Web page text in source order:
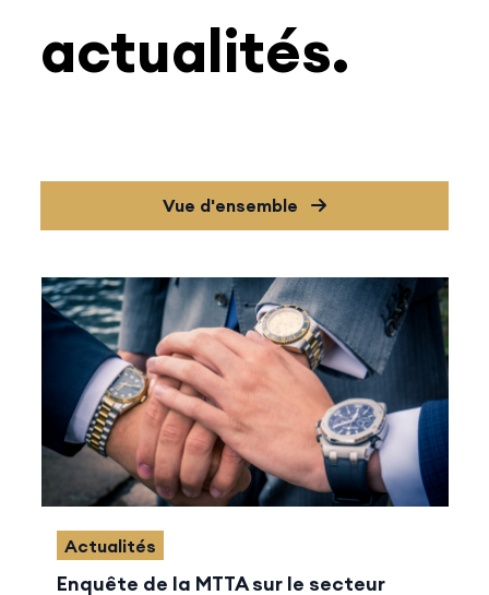
actualités.
Vue d'ensemble
Actualités
Enquête de la MTTA sur le secteur